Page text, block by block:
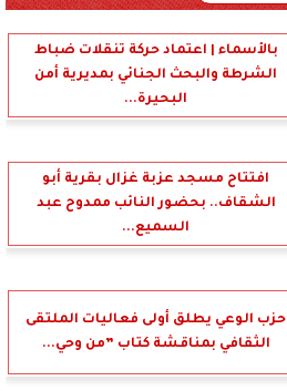
بالأسماء | اعتماد حركة تنقلات ضباط
الشرطة والبحث الجنائي بمديرية أمن
البحيرة...
افتتاح مسجد عزبة غزال بقرية أبو
الشقاف.. بحضور النائب ممدوح عبد
السميع...
حزب الوعي يطلق أولى فعاليات الملتقى
الثقافي بمناقشة كتاب ”من وحي...